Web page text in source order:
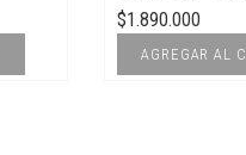
$1.890.000
AGREGAR AL